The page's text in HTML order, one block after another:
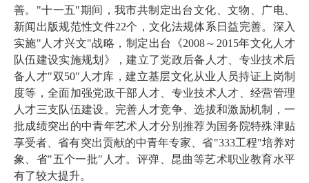
善。 "十一五"期间，我市共制定出台文化、文物、广电、
新闻出版规范性文件22个，文化法规体系日益完善。深入
实施"人才兴文"战略， 制定出台《2008～ 2015年文化人才
队伍建设实施规划》，建立了党政后备人才、专业技术后
备人才"双50"人才库，建立基层文化从业人员持证上岗制
度等， 全面加强党政干部人才、专业技术人才、经营管理
人才三支队伍建设。完善人才竞争、选拔和激励机制
，一
批成绩突出的中青年艺术人才分别推荐为国务院特殊津贴
享受者、省有突出贡献的中青年专家、省"333工程"培养对
象、省"五个一批"人才。 评弹、昆曲等艺术职业教育水平
有了较大提升。